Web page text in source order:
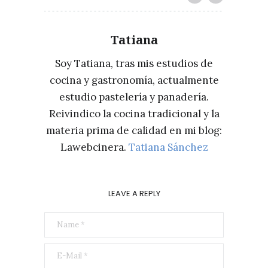
Tatiana
Soy Tatiana, tras mis estudios de
cocina y gastronomía, actualmente
estudio pastelería y panadería.
Reivindico la cocina tradicional y la
materia prima de calidad en mi blog:
Lawebcinera. Tatiana Sánchez
LEAVE A REPLY